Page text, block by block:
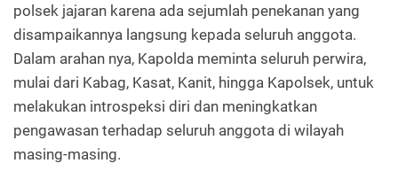
polsek jajaran karena ada sejumlah penekanan yang
disampaikannya langsung kepada seluruh anggota.
Dalam arahan nya, Kapolda meminta seluruh perwira,
mulai dari Kabag, Kasat, Kanit, hingga Kapolsek, untuk
melakukan introspeksi diri dan meningkatkan
pengawasan terhadap seluruh anggota di wilayah
masing-masing.